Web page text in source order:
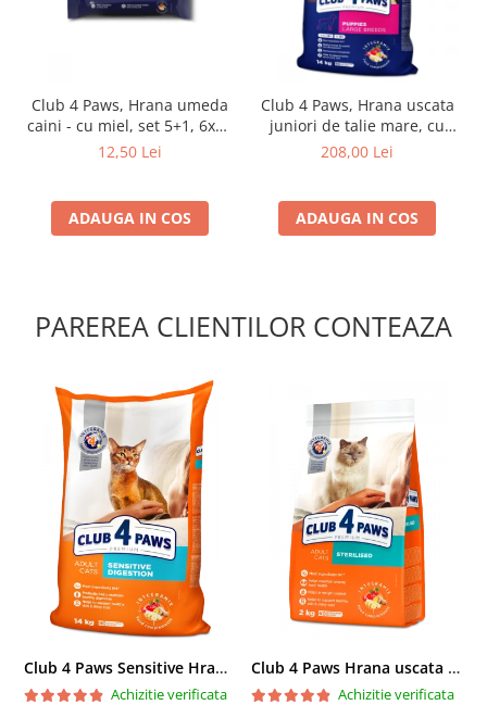
Club 4 Paws, Hrana umeda
caini - cu miel, set 5+1, 6x80
g
12,50 Lei
ADAUGA IN COS
Club 4 Paws, Hrana uscata
juniori de talie mare, cu
pui, 14kg
208,00 Lei
ADAUGA IN COS
PAREREA CLIENTILOR CONTEAZA
Club 4 Paws Sensitive Hrana uscata pisici adulte, 14kg
Achizitie verificata
Club 4 Paws Hrana uscata pisici sterilizate, 2kg
Achizitie verificata